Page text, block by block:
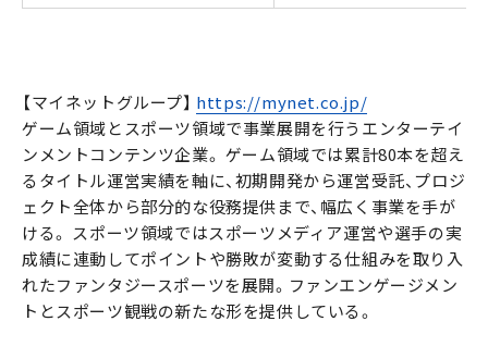
【マイネットグループ】 https://mynet.co.jp/
ゲーム領域とスポーツ領域で事業展開を行うエンターテイ
ンメントコンテンツ企業。 ゲーム領域では累計80本を超え
るタイトル運営実績を軸に、初期開発から運営受託、プロジ
ェクト全体から部分的な役務提供まで、幅広く事業を手が
ける。 スポーツ領域ではスポーツメディア運営や選手の実
成績に連動してポイントや勝敗が変動する仕組みを取り入
れたファンタジースポーツを展開。ファンエンゲージメン
トとスポーツ観戦の新たな形を提供している。